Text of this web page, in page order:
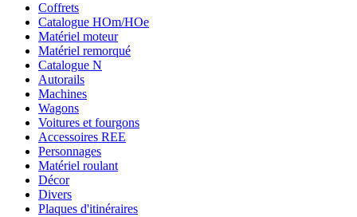
Coffrets
Catalogue HOm/HOe
Matériel moteur
Matériel remorqué
Catalogue N
Autorails
Machines
Wagons
Voitures et fourgons
Accessoires REE
Personnages
Matériel roulant
Décor
Divers
Plaques d'itinéraires